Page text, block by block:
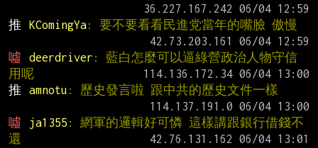
推
KComingYa: 要不要看看民進党當年的嘴臉 傲慢
噓
deerdriver : 藍白怎麼可以逼綠營政治人物守信
用呢
推
amnotu : 歷史發言啦 跟中共的歷史文件一樣
噓
ja1355 : 網軍的邏輯好可憐 這樣講跟銀行借錢不
還